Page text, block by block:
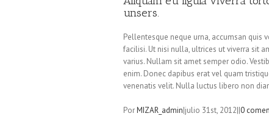
unsers.
Pellentesque neque urna, accumsan
facilisi. Ut nisi nulla, ultrices ut viverra sit
varius. Nullam sit amet semper odio.
enim. Donec dapibus erat vel quam
venenatis velit. Nulla luctus libero non
PorMIZAR_admin|julio 31st, 2012||0